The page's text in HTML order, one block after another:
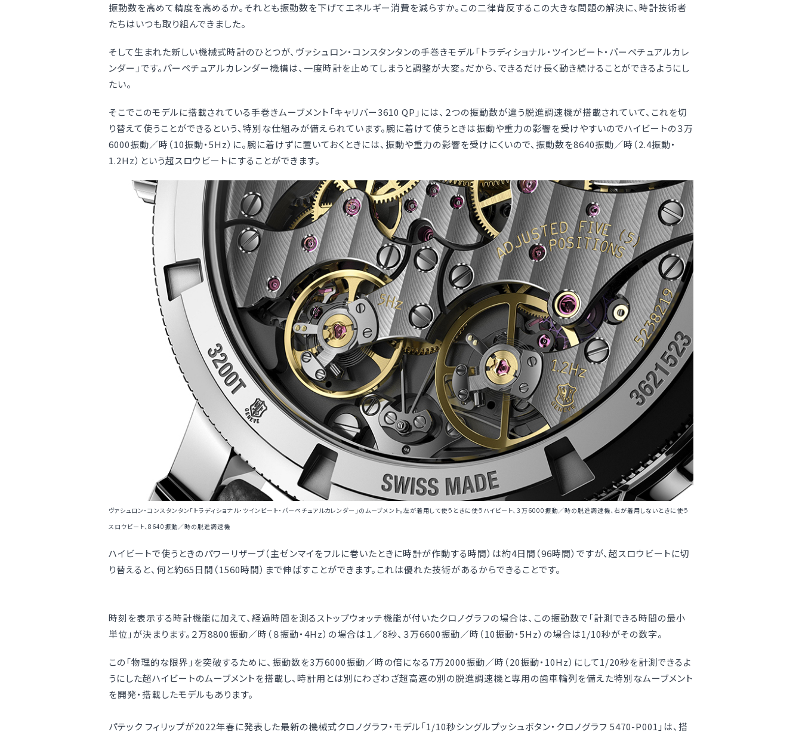
振動数を高めて精度を高めるか。それとも振動数を下げてエネルギー消費を減らすか。この二律背反するこの大きな問題の解決に、時計技術者
たちはいつも取り組んできました。
そして生まれた新しい機械式時計のひとつが、ヴァシュロン・コンスタンタンの手巻きモデル「トラディショナル・ツインビート・パーペチュアルカレ
ンダー」です。パーペチュアルカレンダー機構は、一度時計を止めてしまうと調整が大変。だから、できるだけ長く動き続けることができるようにし
たい。
そこでこのモデルに搭載されている手巻きムーブメント「キャリバー3610 QP」には、２つの振動数が違う脱進調速機が搭載されていて、これを切
り替えて使うことができるという、特別な仕組みが備えられています。腕に着けて使うときは振動や重力の影響を受けやすいのでハイビートの３万
6000振動／時（10振動・5Hz）に。腕に着けずに置いておくときには、振動や重力の影響を受けにくいので、振動数を8640振動／時（2.4振動・
1.2Hz）という超スロウビートにすることができます。
ヴァシュロン・コンスタンタン「トラディショナル・ツインビート・パーペチュアルカレンダー」のムーブメント。左が着用して使うときに使うハイビート、３万6000振動／時の脱進調速機、右が着用しないときに使う
スロウビート、8640振動／時の脱進調速機
ハイビートで使うときのパワーリザーブ（主ゼンマイをフルに巻いたときに時計が作動する時間）は約4日間（96時間）ですが、超スロウビートに切
り替えると、何と約65日間（1560時間）まで伸ばすことができます。これは優れた技術があるからできることです。
時刻を表示する時計機能に加えて、経過時間を測るストップウォッチ機能が付いたクロノグラフの場合は、この振動数で「計測できる時間の最小
単位」が決まります。２万8800振動／時（８振動・4Hz）の場合は１／8秒、３万6600振動／時（10振動・5Hz）の場合は1/10秒がその数字。
この「物理的な限界」を突破するために、振動数を3万6000振動／時の倍になる7万2000振動／時（20振動・10Hz）にして1/20秒を計測できるよ
うにした超ハイビートのムーブメントを搭載し、時計用とは別にわざわざ超高速の別の脱進調速機と専用の歯車輪列を備えた特別なムーブメント
を開発・搭載したモデルもあります。
パテック フィリップが2022年春に発表した最新の機械式クロノグラフ・モデル「1/10秒シングルプッシュボタン・クロノグラフ 5470-P001」は、搭